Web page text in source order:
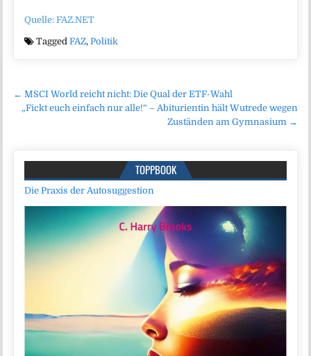
Quelle: FAZ.NET
TaggedFAZ,Politik
Beitragsnavigation
← MSCI World reicht nicht: Die Qual der ETF-Wahl
„Fickt euch einfach nur alle!“ – Abiturientin hält Wutrede wegen
Zuständen am Gymnasium →
TOPPBOOK
Die Praxis der Autosuggestion